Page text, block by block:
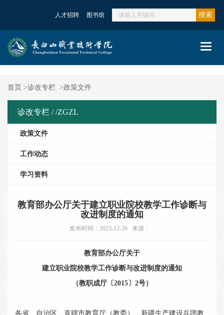
人才招聘 图书馆 搜索
首页 >诊改专栏 >政策文件
诊改专栏 //ZGZL
政策文件
工作动态
学习资料
教育部办公厅关于建立职业院校教学工作诊断与
改进制度的通知
发布时间：2023-12-26 来源：
教育部办公厅关于
建立职业院校教学工作诊断与改进制度的通知
（教职成厅〔2015〕2号）
各省、自治区、直辖市教育厅（教委），新疆生产建设兵团教